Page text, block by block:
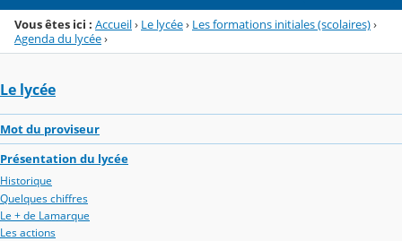
Vous êtes ici : Accueil› Le lycée› Les formations initiales (scolaires)›
Agenda du lycée›
Le lycée
Mot du proviseur
Présentation du lycée
Historique
Quelques chiffres
Le + de Lamarque
Les actions